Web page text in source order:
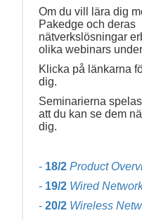
Om du vill lära dig
Pakedge och deras
nätverkslösningar
olika webinars
Klicka på länkarna
dig.
Seminarierna
att du kan se dem
dig.
- 18/2 Product
- 19/2 Wired
- 20/2 Wireless